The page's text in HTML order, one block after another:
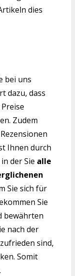
dies
bei uns
dazu, dass
Zudem
Ihnen durch
der Sie alle
Sie sich für
Sie
bewährten
nach der
sind,
Somit